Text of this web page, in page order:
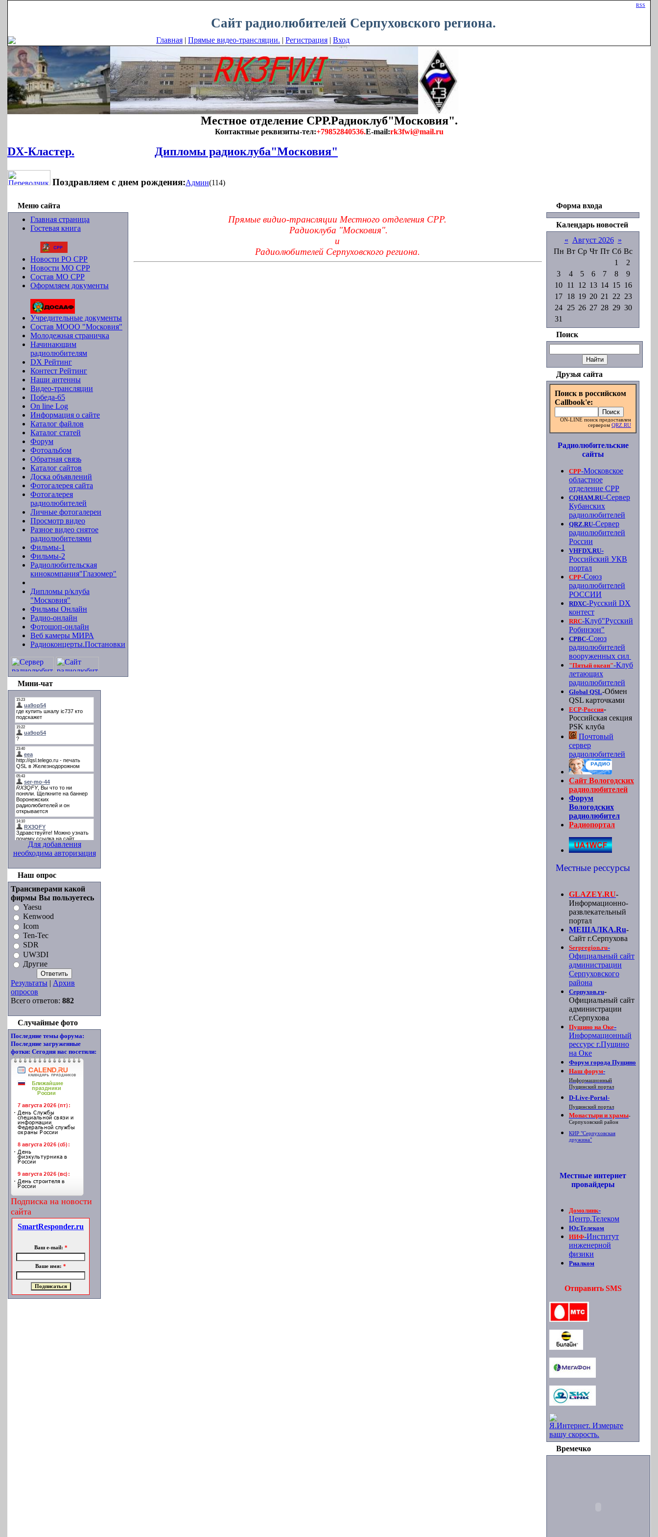
RSS
Сайт радиолюбителей Серпуховского региона.
Главная | Прямые видео-трансляции. | Регистрация | Вход
Местное отделение СРР.Радиоклуб"Московия".
Контактные реквизиты-тел:+79852840536.E-mail:rk3fwi@mail.ru
DX-Кластер. Дипломы радиоклуба"Московия"
Поздравляем с днем рождения:Админ(114)
Меню сайта
Главная страница
Гостевая книга
Новости РО СРР
Новости МО СРР
Состав МО СРР
Оформляем документы
Учредительные документы
Состав МООО "Московия"
Молодежная страничка
Начинающим
радиолюбителям
DX Рейтинг
Контест Рейтинг
Наши антенны
Видео-трансляции
Победа-65
On line Log
Информация о сайте
Каталог файлов
Каталог статей
Форум
Фотоальбом
Обратная связь
Каталог сайтов
Доска объявлений
Фотогалерея сайта
Фотогалерея
радиолюбителей
Личные фотогалереи
Просмотр видео
Разное видео снятое
радиолюбителями
Фильмы-1
Фильмы-2
Радиолюбительская
кинокомпания"Глазомер"
Дипломы р/клуба
"Московия"
Фильмы Онлайн
Радио-онлайн
Фотошоп-онлайн
Веб камеры МИРА
Радиоконцерты.Постановки
Мини-чат
Для добавления
необходима авторизация
Наш опрос
Трансиверами какой
фирмы Вы пользуетесь
Yaesu
Kenwood
Icom
Ten-Tec
SDR
UW3DI
Другие
Результаты | Архив
опросов
Всего ответов: 882
Случайные фото
Последние темы форума:
Последние загруженные
фотки: Сегодня нас посетили:
Подписка на новости
сайта
SmartResponder.ru
Ваш e-mail: *
Ваше имя: *
Прямые видио-трансляции Местного отделения СРР.
Радиоклуба "Московия".
и
Радиолюбителей Серпуховского региона.
Форма входа
Календарь новостей
« Август 2026 »
Пн Вт Ср Чт Пт Сб Вс
1
2
3
4 5 6 7 8
9
10 11 12 13 14 15 16
17 18 19 20 21 22 23
24 25 26 27 28 29 30
31
Поиск
Друзья сайта
Поиск в российском
Callbook'e:
ON-LINE поиск предоставлен
сервером QRZ.RU
Радиолюбительские
сайты
СРР-Московское
областное
отделение СРР
CQHAM.RU-Сервер
Кубанских
радиолюбителей
QRZ.RU-Сервер
радиолюбителей
России
VHFDX.RU-
Российский УКВ
портал
СРР-Союз
радиолюбителей
РОССИИ
RDXC-Русский DX
контест
RRC-Клуб"Русский
Робинзон"
СРВС-Союз
радиолюбителей
вооруженных сил
"Пятый океан"-Клуб
летающих
радиолюбителей
Global QSL-Обмен
QSL карточками
ЕСР-Россия-
Российская секция
PSK клуба
Почтовый
сервер
радиолюбителей
Сайт Вологодских
радиолюбителей
Форум
Вологодских
радиолюбител
Радиопортал
Местные рессурсы
GLAZEY.RU-
Информационно-
развлекательный
портал
МЕШАЛКА.Ru-
Сайт г.Серпухова
Serpregion.ru-
Официальный сайт
администрации
Серпуховского
района
Серпухов.ru-
Официальный сайт
администрации
г.Серпухова
Пущино на Оке-
Информационный
рессурс г.Пущино
на Оке
Форум города Пущино
Наш форум-
Информационный
Пущинский портал
D-Live-Portal-
Пущинский портал
Монастыри и храмы-
Серпуховский район
КИР "Серпуховская
дружина"
Местные интернет
провайдеры
Домолинк-
Центр.Телеком
Юг.Телеком
ИИФ-Институт
инженерной
физики
Риалком
Отправить SMS
Я.Интернет. Измерьте
вашу скорость.
Времечко